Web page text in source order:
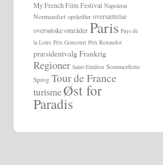
My French Film Festival Napoleon
Normandiet opskrifter oversættelse
oversøiske områder Paris Pays de
la Loire Prix Goncourt Prix Renaudot
præsidentvalg Frankrig
Regioner Saint-Emilion Sommerferie
Sprog Tour de France
turisme Øst for
Paradis